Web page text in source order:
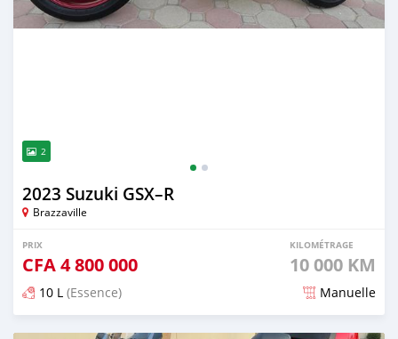
2
2023 Suzuki GSX–R
Brazzaville
PRIX
CFA4 800 000
KILOMÉTRAGE
10 000 KM
10 L (Essence) Manuelle
Publié il y a presque 2 ans